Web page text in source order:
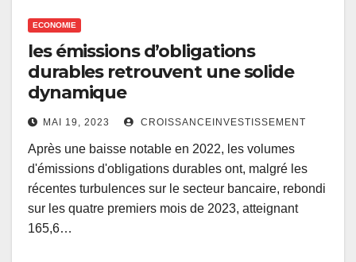
ECONOMIE
les émissions d’obligations
durables retrouvent une solide
dynamique
MAI 19, 2023 CROISSANCEINVESTISSEMENT
Après une baisse notable en 2022, les volumes
d'émissions d'obligations durables ont, malgré les
récentes turbulences sur le secteur bancaire, rebondi
sur les quatre premiers mois de 2023, atteignant
165,6…